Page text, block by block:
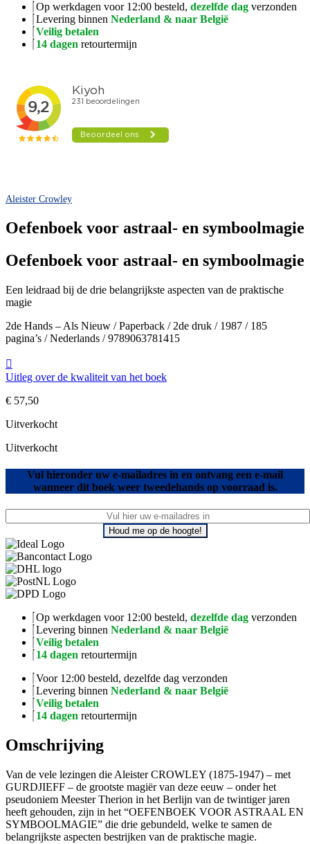
Op werkdagen voor 12:00 besteld, dezelfde dag verzonden
Levering binnen Nederland & naar België
Veilig betalen
14 dagen retourtermijn
Aleister Crowley
Oefenboek voor astraal- en symboolmagie
Oefenboek voor astraal- en symboolmagie
Een leidraad bij de drie belangrijkste aspecten van de praktische
magie
2de Hands – Als Nieuw / Paperback / 2de druk / 1987 / 185
pagina’s / Nederlands / 9789063781415
Uitleg over de kwaliteit van het boek
€ 57,50
Uitverkocht
Uitverkocht
Vul hieronder uw e-mailadres in en ontvang een e-mail
wanneer dit boek weer tweedehands op voorraad is.
Houd me op de hoogte!
Op werkdagen voor 12:00 besteld, dezelfde dag verzonden
Levering binnen Nederland & naar België
Veilig betalen
14 dagen retourtermijn
Voor 12:00 besteld, dezelfde dag verzonden
Levering binnen Nederland & naar België
Veilig betalen
14 dagen retourtermijn
Omschrijving
Van de vele lezingen die Aleister CROWLEY (1875-1947) – met
GURDJIEFF – de grootste magiër van deze eeuw – onder het
pseudoniem Meester Therion in het Berlijn van de twintiger jaren
heeft gehouden, zijn in het “OEFENBOEK VOOR ASTRAAL EN
SYMBOOLMAGIE” die drie gebundeld, welke te samen de
belangrijkste aspecten bestrijken van de praktische magie.